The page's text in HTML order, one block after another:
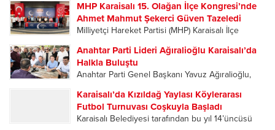
MHP Karaisalı 15. Olağan İlçe Kongresi’nde
Ahmet Mahmut Şekerci Güven Tazeledi
Milliyetçi Hareket Partisi (MHP) Karaisalı İlçe
katılımla gerçekleştirildi. Tek listeyle gidilen
kongrede mevcut İlçe Başkanı Ahmet Mahmut
Şekerci, delegelerin oylarıyla yeniden ilçe
başkanlığına seçilerek...
Anahtar Parti Lideri Ağıralioğlu Karaisalı’da
Halkla Buluştu
Anahtar Parti Genel Başkanı Yavuz Ağıralioğlu,
Yayla Şenlikleri kapsamında geldiği Karaisalı’da
vatandaşların ilgisiyle karşılandı. Karaisalı’da
partililer, Ağıralioğlu’nu çiçeklerle karşıladı.
Karaisalı’da Kızıldağ Yaylası Köylerarası
Futbol Turnuvası Coşkuyla Başladı
Karaisalı Belediyesi tarafından bu yıl 14’üncüsü